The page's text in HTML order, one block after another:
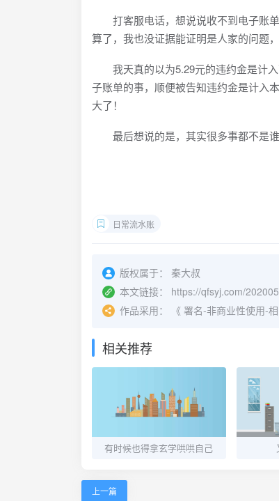
打客服电话，想说说收不到电子账
算了，我也没证据能证明是人家的问题
我天真的以为5.29元的违约金是计入
子账单的事，顺便被告知违约金是计入
大了！
最后想说的是，其实很多事都不是谁
日常流水账
版权属于：
秦大叔
本文链接：
https://qfsyj.com/
作品采用：
《 署名-非商业性使用-
相关推荐
有时候也得拿玄学哄哄自己
上一篇